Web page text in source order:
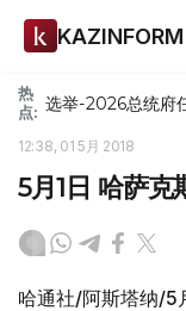
KAZINFORM
热
点: 选举-2026总统府
12:38, 01 5月 2018
5月1日 哈萨克
哈通社/阿斯塔纳/5